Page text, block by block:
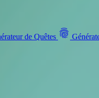
de Quêtes fingerprint